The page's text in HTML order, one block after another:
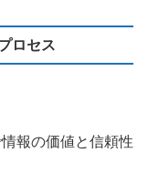
ロセス
報の価値と信頼性